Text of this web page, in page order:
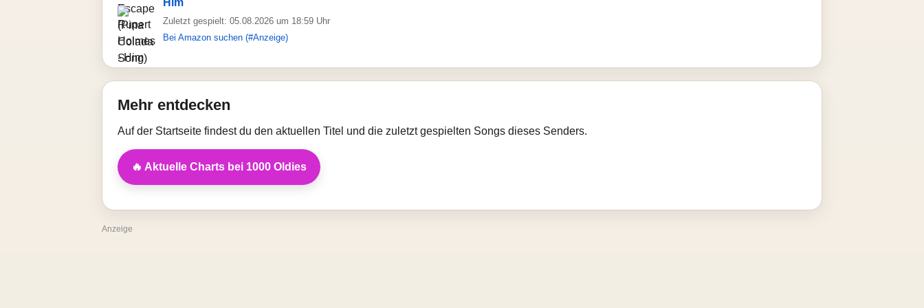
Him
Zuletzt gespielt: 05.08.2026 um 18:59 Uhr
Bei Amazon suchen (#Anzeige)
Mehr entdecken
Auf der Startseite findest du den aktuellen Titel und die zuletzt gespielten Songs dieses Senders.
🔥 Aktuelle Charts bei 1000 Oldies
Anzeige